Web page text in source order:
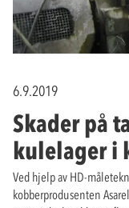
6.9.2019
Skader på
kulelager i
Ved hjelp av HD-
kobberprodusenten